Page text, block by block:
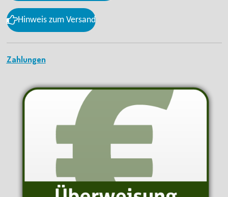
Hinweis zum Versand
Zahlungen